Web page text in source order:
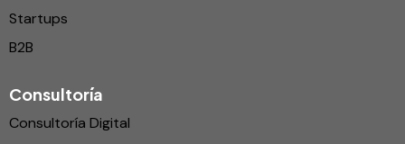
Startups
B2B
Consultoría
Consultoría Digital